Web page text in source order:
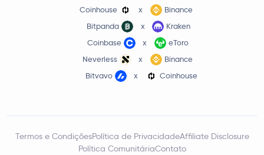
Coinhouse
x
Binance
Bitpanda
x
Kraken
Coinbase
x
eToro
Neverless
x
Binance
Bitvavo
x Coinhouse
Termos e CondiçõesPolítica de PrivacidadeAffiliate Disclosure
Política ComunitáriaContato